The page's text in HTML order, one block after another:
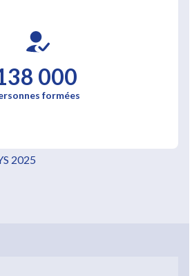
000
formées
2025